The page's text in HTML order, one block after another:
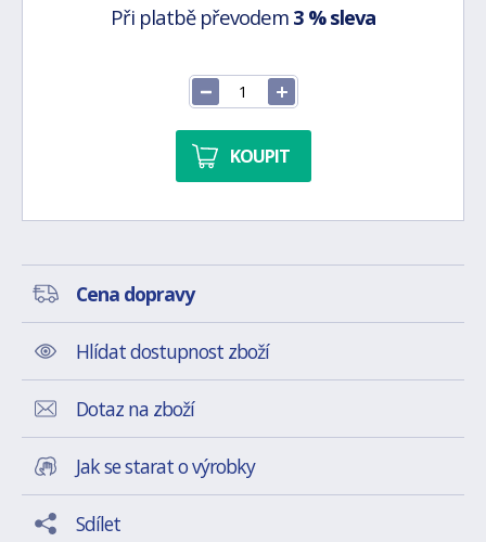
Při platbě převodem 3 % sleva
KOUPIT
Cena dopravy
Hlídat dostupnost zboží
Dotaz na zboží
Jak se starat o výrobky
Sdílet